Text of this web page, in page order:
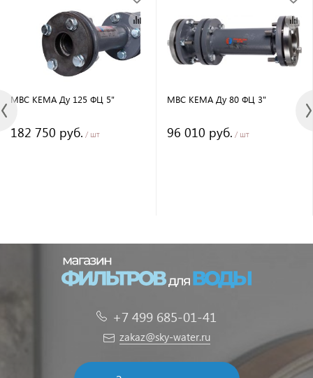
МВС КЕМА Ду 125 ФЦ 5"
182 750 руб. / шт
МВС КЕМА Ду 80 ФЦ 3"
96 010 руб. / шт
+7 499 685-01-41
zakaz@sky-water.ru